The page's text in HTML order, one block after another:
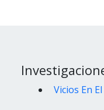
Vicios En